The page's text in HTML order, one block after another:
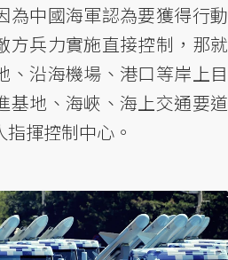
為中國海軍認為要獲得行動
方兵力實施直接控制，那就
、沿海機場、港口等岸上目
基地、海峽、海上交通要道
揮控制中心。